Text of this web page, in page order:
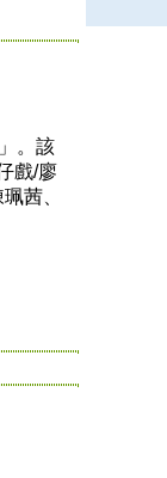
。該
戲/廖
茜、